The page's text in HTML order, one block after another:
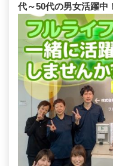
代～50代の男女活躍中